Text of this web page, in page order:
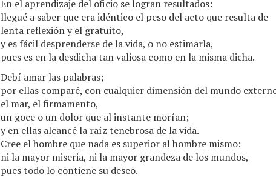
En el aprendizaje del oficio se logran resultados:
llegué a saber que era idéntico el peso del acto que resulta de
lenta reflexión y el gratuito,
y es fácil desprenderse de la vida, o no estimarla,
pues es en la desdicha tan valiosa como en la misma dicha.
Debí amar las palabras;
por ellas comparé, con cualquier dimensión del mundo
el mar, el firmamento,
un goce o un dolor que al instante morían;
y en ellas alcancé la raíz tenebrosa de la vida.
Cree el hombre que nada es superior al hombre mismo:
ni la mayor miseria, ni la mayor grandeza de los mundos,
pues todo lo contiene su deseo.